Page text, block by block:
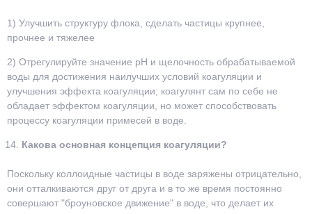
1) Улучшить структуру флока, сделать частицы крупнее,
прочнее и тяжелее
2) Отрегулируйте значение pH и щелочность обрабатываемой
воды для достижения наилучших условий коагуляции и
улучшения эффекта коагуляции; коагулянт сам по себе не
обладает эффектом коагуляции, но может способствовать
процессу коагуляции примесей в воде.
Какова основная концепция коагуляции?
Поскольку коллоидные частицы в воде заряжены отрицательно,
они отталкиваются друг от друга и в то же время постоянно
совершают "броуновское движение" в воде, что делает их